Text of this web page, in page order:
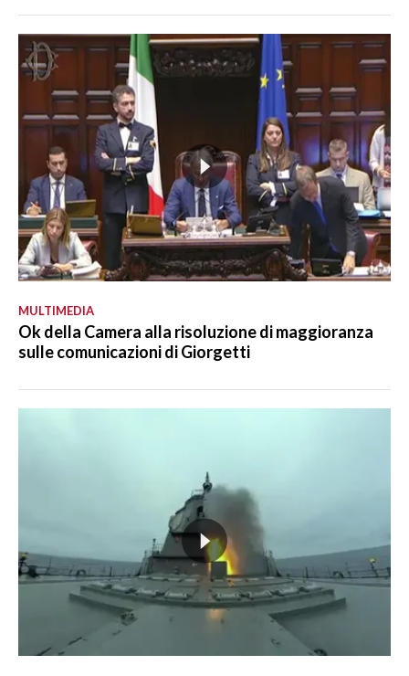
MULTIMEDIA
Ok della Camera alla risoluzione di maggioranza
sulle comunicazioni di Giorgetti